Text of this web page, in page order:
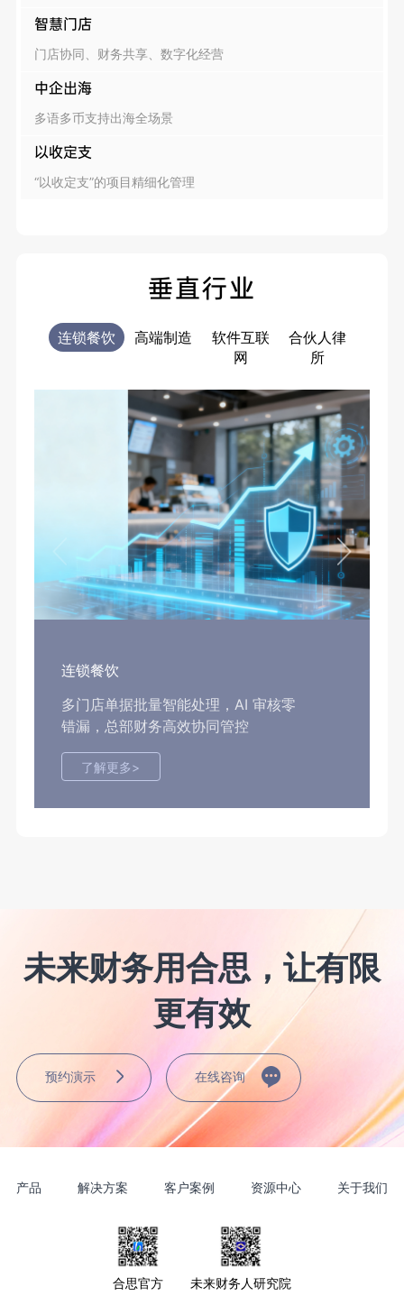
智慧门店
门店协同、财务共享、数字化经营
中企出海
多语多币支持出海全场景
以收定支
“以收定支”的项目精细化管理
垂直行业
连锁餐饮 高端制造
软件互联
网
合伙人律
所
连锁餐饮
多门店单据批量智能处理，AI 审核零
错漏，总部财务高效协同管控
了解更多>
未来财务用合思，让有限
更有效
预约演示 在线咨询
产品 解决方案 客户案例 资源中心 关于我们
合思官方 未来财务人研究院